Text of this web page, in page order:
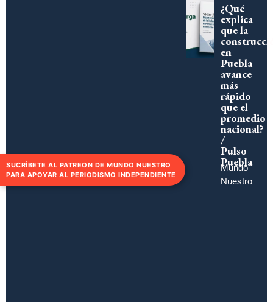
¿Qué
explica
que la
en
Puebla
avance
más
rápido
que el
promedio
nacional?
/
Pulso
Puebla
Mundo
Nuestro
SUCRÍBETE AL PATREON DE MUNDO NUESTRO
PARA APOYAR AL PERIODISMO INDEPENDIENTE